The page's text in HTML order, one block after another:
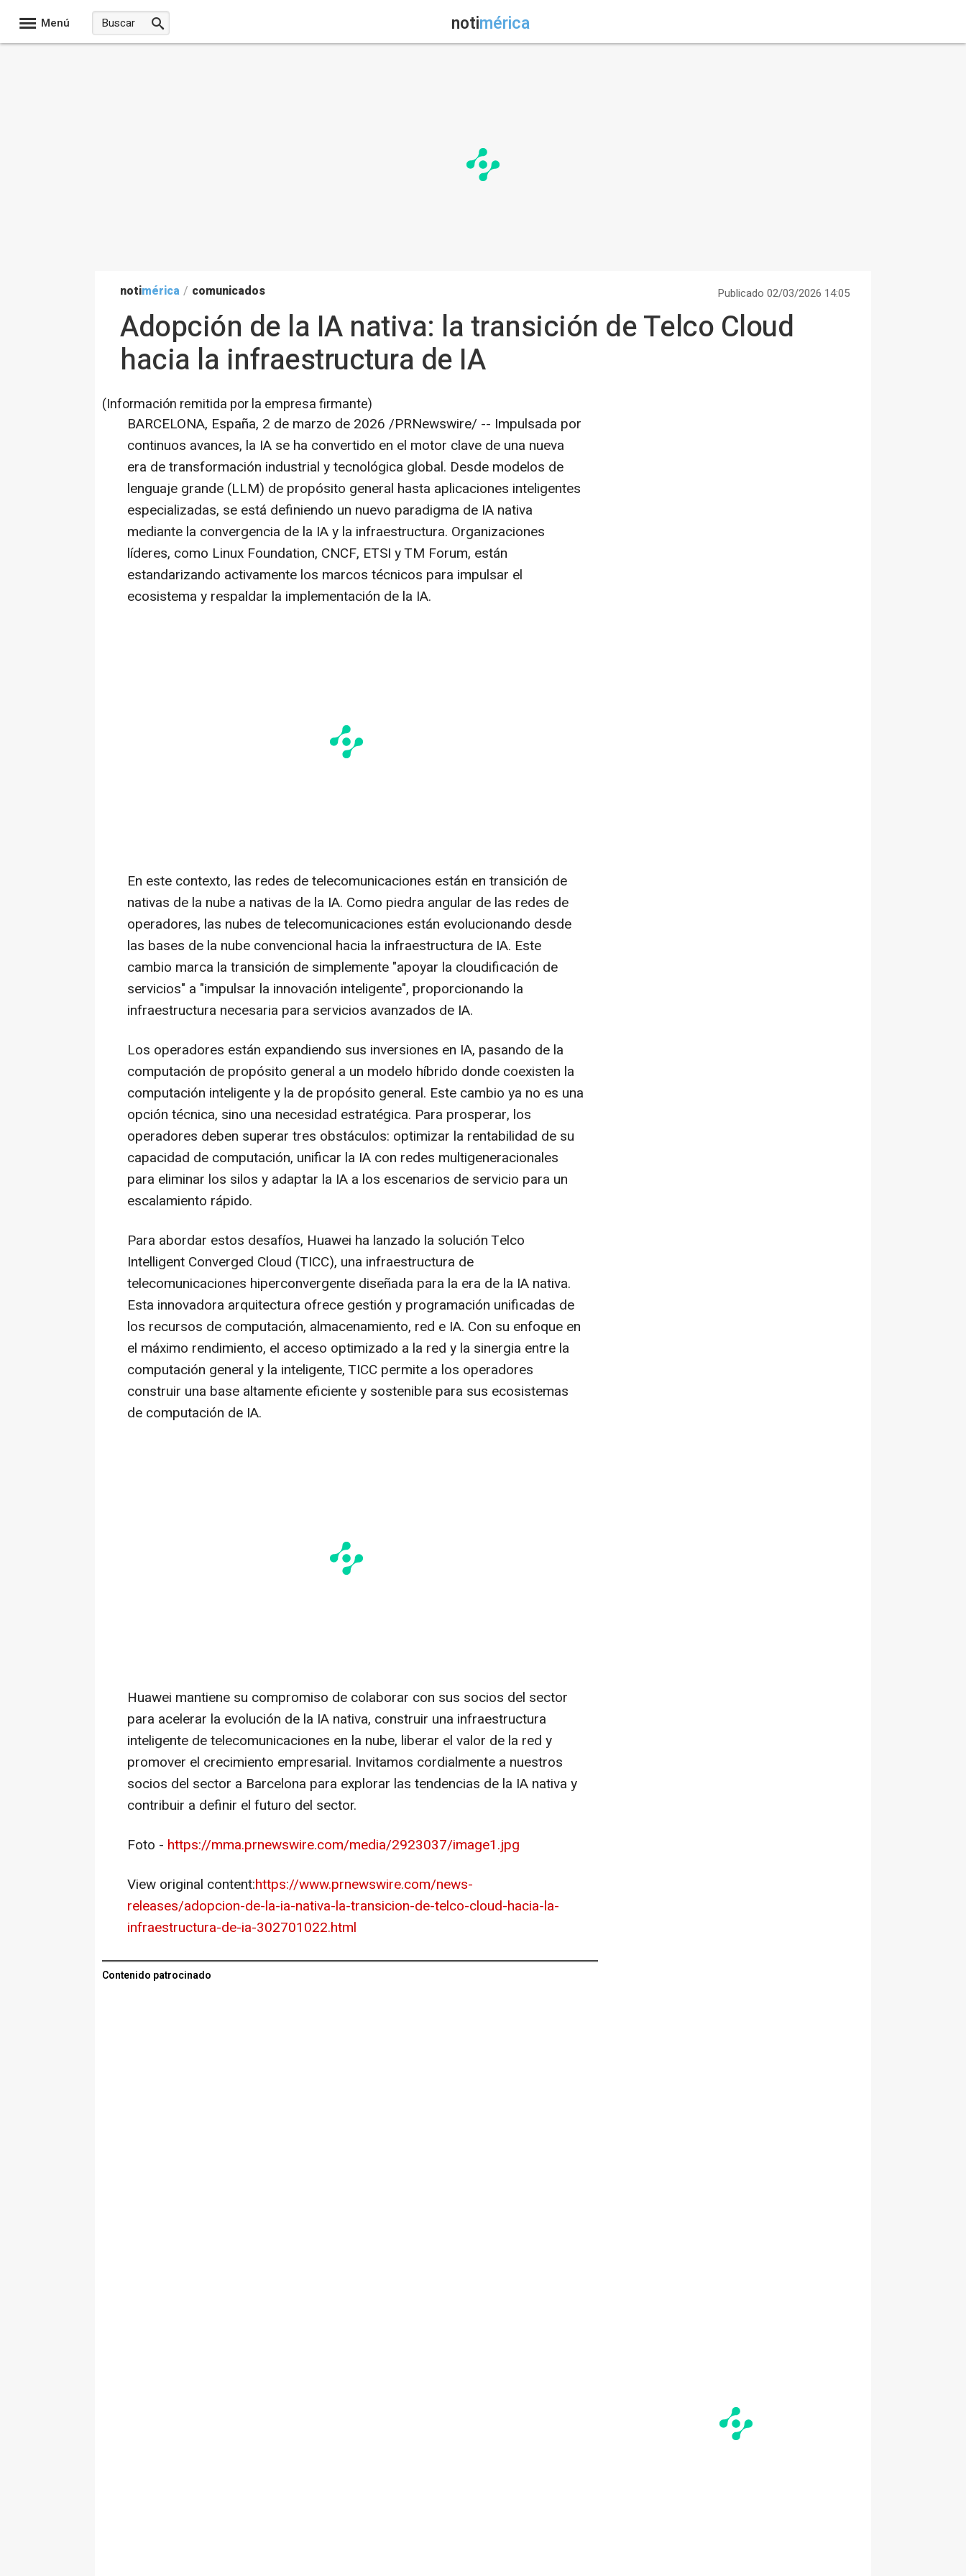
Menú notimérica
notimérica / comunicados Publicado 02/03/2026 14:05
Adopción de la IA nativa: la transición de Telco Cloud
hacia la infraestructura de IA
(Información remitida por la empresa firmante)
BARCELONA, España, 2 de marzo de 2026 /PRNewswire/ -- Impulsada por
continuos avances, la IA se ha convertido en el motor clave de una nueva
era de transformación industrial y tecnológica global. Desde modelos de
lenguaje grande (LLM) de propósito general hasta aplicaciones inteligentes
especializadas, se está definiendo un nuevo paradigma de IA nativa
mediante la convergencia de la IA y la infraestructura. Organizaciones
líderes, como Linux Foundation, CNCF, ETSI y TM Forum, están
estandarizando activamente los marcos técnicos para impulsar el
ecosistema y respaldar la implementación de la IA.
En este contexto, las redes de telecomunicaciones están en transición de
nativas de la nube a nativas de la IA. Como piedra angular de las redes de
operadores, las nubes de telecomunicaciones están evolucionando desde
las bases de la nube convencional hacia la infraestructura de IA. Este
cambio marca la transición de simplemente "apoyar la cloudificación de
servicios" a "impulsar la innovación inteligente", proporcionando la
infraestructura necesaria para servicios avanzados de IA.
Los operadores están expandiendo sus inversiones en IA, pasando de la
computación de propósito general a un modelo híbrido donde coexisten la
computación inteligente y la de propósito general. Este cambio ya no es una
opción técnica, sino una necesidad estratégica. Para prosperar, los
operadores deben superar tres obstáculos: optimizar la rentabilidad de su
capacidad de computación, unificar la IA con redes multigeneracionales
para eliminar los silos y adaptar la IA a los escenarios de servicio para un
escalamiento rápido.
Para abordar estos desafíos, Huawei ha lanzado la solución Telco
Intelligent Converged Cloud (TICC), una infraestructura de
telecomunicaciones hiperconvergente diseñada para la era de la IA nativa.
Esta innovadora arquitectura ofrece gestión y programación unificadas de
los recursos de computación, almacenamiento, red e IA. Con su enfoque en
el máximo rendimiento, el acceso optimizado a la red y la sinergia entre la
computación general y la inteligente, TICC permite a los operadores
construir una base altamente eficiente y sostenible para sus ecosistemas
de computación de IA.
Huawei mantiene su compromiso de colaborar con sus socios del sector
para acelerar la evolución de la IA nativa, construir una infraestructura
inteligente de telecomunicaciones en la nube, liberar el valor de la red y
promover el crecimiento empresarial. Invitamos cordialmente a nuestros
socios del sector a Barcelona para explorar las tendencias de la IA nativa y
contribuir a definir el futuro del sector.
Foto - https://mma.prnewswire.com/media/2923037/image1.jpg
View original content:https://www.prnewswire.com/news-
releases/adopcion-de-la-ia-nativa-la-transicion-de-telco-cloud-hacia-la-
infraestructura-de-ia-302701022.html
Contenido patrocinado